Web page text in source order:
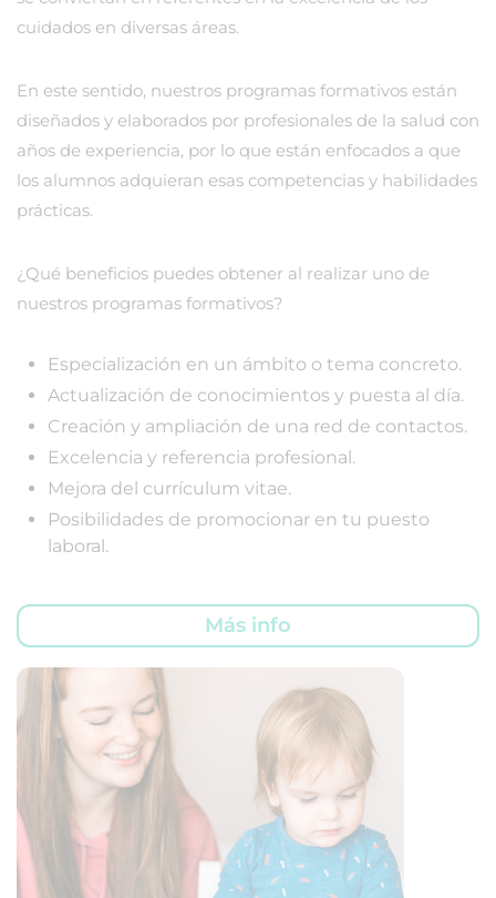
cuidados en diversas áreas.
En este sentido, nuestros programas formativos están
diseñados y elaborados por profesionales de la salud con
años de experiencia, por lo que están enfocados a que
los alumnos adquieran esas competencias y habilidades
prácticas.
¿Qué beneficios puedes obtener al realizar uno de
nuestros programas formativos?
Especialización en un ámbito o tema concreto.
Actualización de conocimientos y puesta al día.
Creación y ampliación de una red de contactos.
Excelencia y referencia profesional.
Mejora del currículum vitae.
Posibilidades de promocionar en tu puesto
laboral.
Más info